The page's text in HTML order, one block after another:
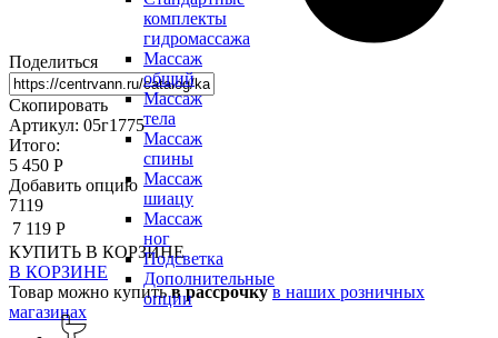
комплекты
гидромассажа
Массаж
общий
Массаж
тела
Массаж
спины
Массаж
шиацу
Массаж
ног
Подсветка
Дополнительные
опции
Поделиться
Скопировать
Артикул: 05г1775
Итого:
5 450 Р
Добавить опцию
7119
7 119 Р
КУПИТЬ В КОРЗИНЕ
В КОРЗИНЕ
Товар можно купитьв рассрочку в наших розничных
магазинах